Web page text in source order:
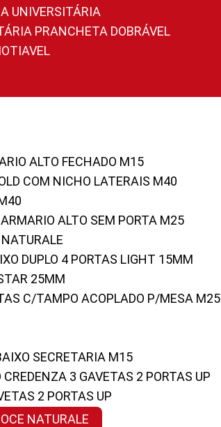
UNIVERSITÁRIA
PRANCHETA DOBRÁVEL
ALTO FECHADO M15
COM NICHO LATERAIS M40
ARMARIO ALTO SEM PORTA M25
NATURALE
DUPLO 4 PORTAS LIGHT 15MM
25MM
C/TAMPO ACOPLADO P/MESA M25
SECRETARIA M15
CREDENZA 3 GAVETAS 2 PORTAS UP
2 PORTAS UP
NATURALE